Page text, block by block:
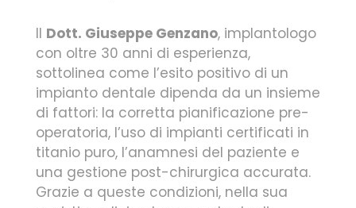
Il Dott. Giuseppe Genzano, implantologo
con oltre 30 anni di esperienza,
sottolinea come l’esito positivo di un
impianto dentale dipenda da un insieme
di fattori: la corretta pianificazione pre-
operatoria, l’uso di impianti certificati in
titanio puro, l’anamnesi del paziente e
una gestione post-chirurgica accurata.
Grazie a queste condizioni, nella sua